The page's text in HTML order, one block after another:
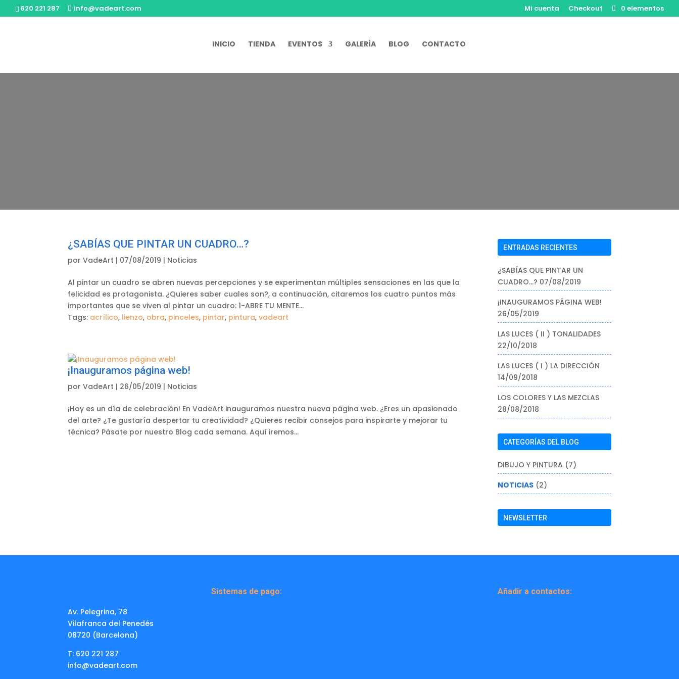
620 221 287 info@vadeart.com Mi cuenta Checkout 0 elementos
INICIO TIENDA EVENTOS GALERÍA BLOG CONTACTO
¿SABÍAS QUE PINTAR UN CUADRO…?
porVadeArt | 07/08/2019 | Noticias
Al pintar un cuadro se abren nuevas percepciones y se experimentan múltiples sensaciones en las que la
felicidad es protagonista. ¿Quieres saber cuales son?, a continuación, citaremos los cuatro puntos más
importantes que se viven al pintar un cuadro: 1-ABRE TU MENTE...
Tags: acrílico, lienzo, obra, pinceles, pintar, pintura,vadeart
¡Inauguramos página web!
porVadeArt | 26/05/2019 | Noticias
¡Hoy es un día de celebración! En VadeArt inauguramos nuestra nueva página web. ¿Eres un apasionado
del arte? ¿Te gustaría despertar tu creatividad? ¿Quieres recibir consejos para inspirarte y mejorar tu
técnica? Pásate por nuestro Blog cada semana. Aquí iremos...
ENTRADAS RECIENTES
¿SABÍAS QUE PINTAR UN
CUADRO…? 07/08/2019
¡INAUGURAMOS PÁGINA WEB!
26/05/2019
LAS LUCES ( II ) TONALIDADES
22/10/2018
LAS LUCES ( I ) LA DIRECCIÓN
14/09/2018
LOS COLORES Y LAS MEZCLAS
28/08/2018
CATEGORÍAS DEL BLOG
DIBUJO Y PINTURA (7)
NOTICIAS (2)
NEWSLETTER
Av. Pelegrina, 78
Vilafranca del Penedés
08720 (Barcelona)
T: 620 221 287
info@vadeart.com
Sistemas de pago: Añadir a contactos: